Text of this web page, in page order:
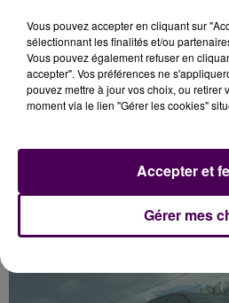
LAMOTTE-BEUVRON : LA PISCINE
Vous pouvez accepter en cliquant sur
sélectionnant les finalités et/ou
Vous pouvez également refuser en
accepter". Vos préférences ne
pouvez mettre à jour vos choix, ou retirer
moment via le lien "Gérer les cookies"
Gérer mes
Accepter et